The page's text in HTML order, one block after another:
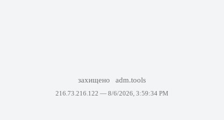
захищено adm.tools
216.73.216.122 — 8/6/2026, 3:59:34 PM